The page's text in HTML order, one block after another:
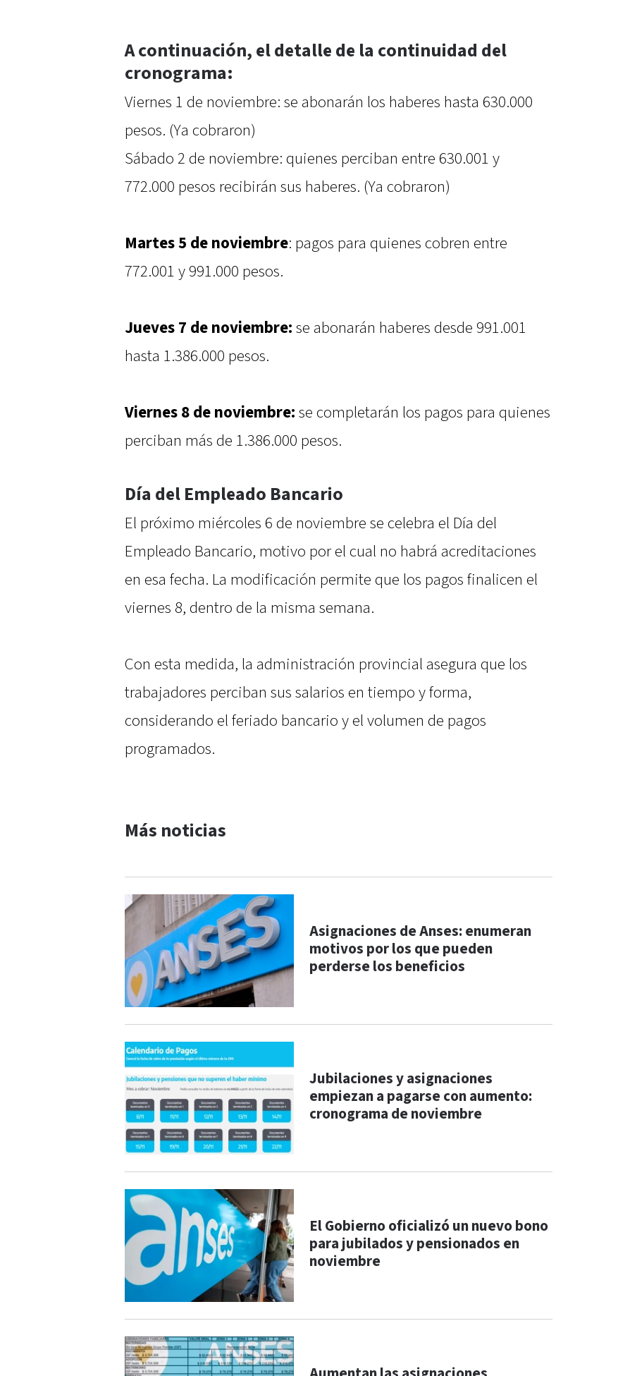
A continuación, el detalle de la continuidad del
cronograma:
Viernes 1 de noviembre: se abonarán los haberes hasta 630.000
pesos. (Ya cobraron)
Sábado 2 de noviembre: quienes perciban entre 630.001 y
772.000 pesos recibirán sus haberes. (Ya cobraron)
Martes 5 de noviembre: pagos para quienes cobren entre
772.001 y 991.000 pesos.
Jueves 7 de noviembre: se abonarán haberes desde 991.001
hasta 1.386.000 pesos.
Viernes 8 de noviembre: se completarán los pagos para quienes
perciban más de 1.386.000 pesos.
Día del Empleado Bancario
El próximo miércoles 6 de noviembre se celebra el Día del
Empleado Bancario, motivo por el cual no habrá acreditaciones
en esa fecha. La modificación permite que los pagos finalicen el
viernes 8, dentro de la misma semana.
Con esta medida, la administración provincial asegura que los
trabajadores perciban sus salarios en tiempo y forma,
considerando el feriado bancario y el volumen de pagos
programados.
Más noticias
Asignaciones de Anses: enumeran
motivos por los que pueden
perderse los beneficios
Jubilaciones y asignaciones
empiezan a pagarse con aumento:
cronograma de noviembre
El Gobierno oficializó un nuevo bono
para jubilados y pensionados en
noviembre